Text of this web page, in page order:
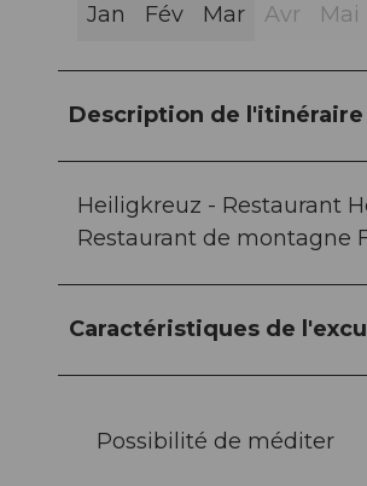
Jan Fév Mar Avr Mai
Description de l'itinéraire
Heiligkreuz - Restaurant
Restaurant de montagne
Caractéristiques de
Possibilité de méditer